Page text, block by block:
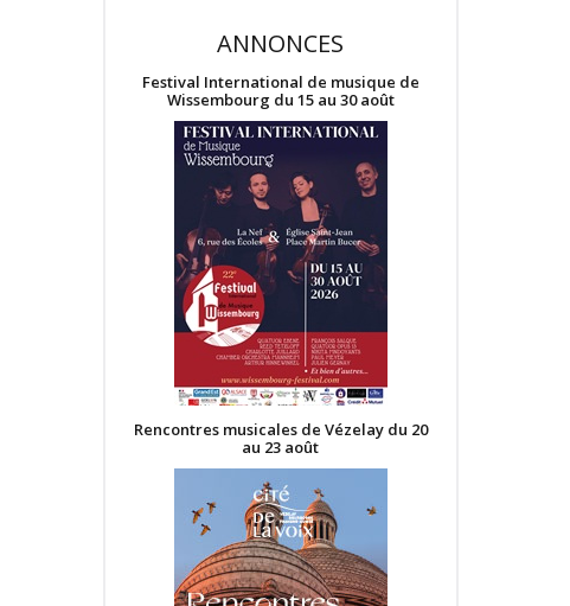
ANNONCES
Festival International de musique de
Wissembourg du 15 au 30 août
Rencontres musicales de Vézelay du 20
au 23 août